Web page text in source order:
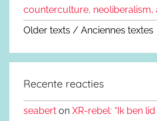
counterculture, neoliberalism,
Older texts / Anciennes textes
Recente reacties
seabert on XR-rebel: “Ik ben